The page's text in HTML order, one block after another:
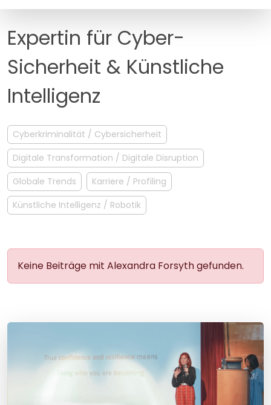
MANAGEMENT
Expertin für Cyber-
Sicherheit & Künstliche
Intelligenz
Cyberkriminalität / Cybersicherheit
Digitale Transformation / Digitale Disruption
Globale Trends
Karriere / Profiling
Künstliche Intelligenz / Robotik
Keine Beiträge mit Alexandra Forsyth gefunden.